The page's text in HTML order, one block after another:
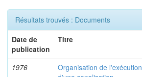
Résultats trouvés : Documents
Date de
publication
Titre
1976
Organisation de l'exécution